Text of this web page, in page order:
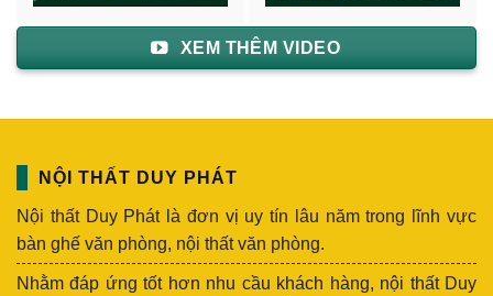
XEM THÊM VIDEO
NỘI THẤT DUY PHÁT
Nội thất Duy Phát là đơn vị uy tín lâu năm trong lĩnh vực
bàn ghế văn phòng, nội thất văn phòng.
Nhằm đáp ứng tốt hơn nhu cầu khách hàng, nội thất Duy